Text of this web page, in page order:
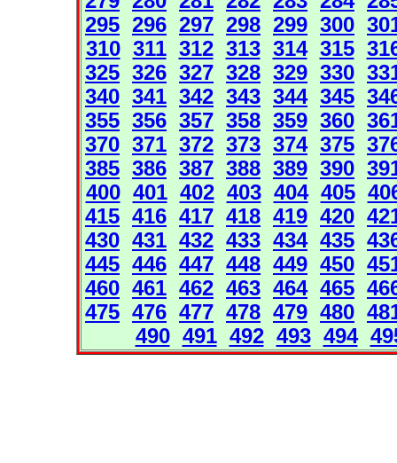
295 296 297 298 299 300
310 311 312 313 314 315
325 326 327 328 329 330
340 341 342 343 344 345
355 356 357 358 359 360
370 371 372 373 374 375
385 386 387 388 389 390
400 401 402 403 404 405
415 416 417 418 419 420
430 431 432 433 434 435
445 446 447 448 449 450
460 461 462 463 464 465
475 476 477 478 479 480
490 491 492 493 494